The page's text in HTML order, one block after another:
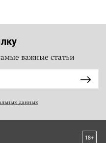
важные статьи
данных
18+